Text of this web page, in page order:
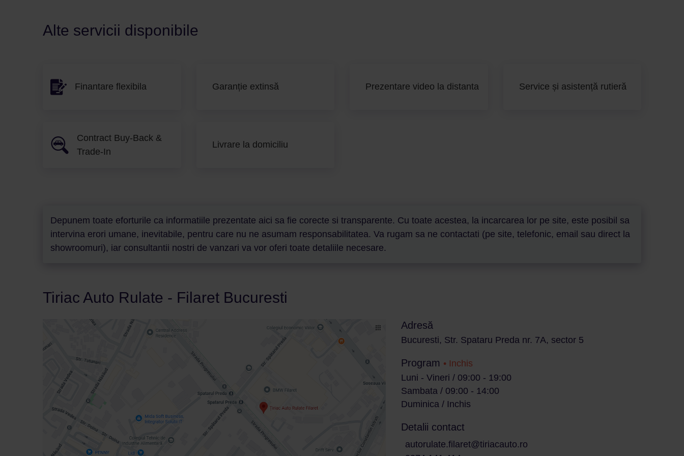
Alte servicii disponibile
Finantare flexibila Garanție extinsă Prezentare video la distanta Service și asistență rutieră
Contract Buy-Back &
Trade-In
Livrare la domiciliu
Depunem toate eforturile ca informatiile prezentate aici sa fie corecte si transparente. Cu toate acestea, la incarcarea lor pe site, este posibil sa
intervina erori umane, inevitabile, pentru care nu ne asumam responsabilitatea. Va rugam sa ne contactati (pe site, telefonic, email sau direct la
showroomuri), iar consultantii nostri de vanzari va vor oferi toate detaliile necesare.
Tiriac Auto Rulate - Filaret Bucuresti
Adresă
Bucuresti, Str. Spataru Preda nr. 7A, sector 5
Program • Inchis
Luni - Vineri / 09:00 - 19:00
Sambata / 09:00 - 14:00
Duminica / Inchis
Detalii contact
autorulate.filaret@tiriacauto.ro